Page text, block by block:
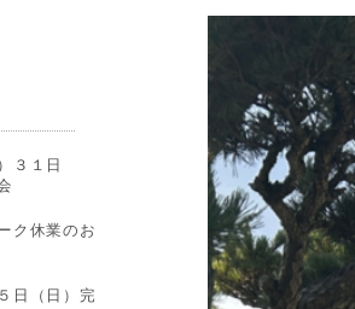
３１日
ク休業のお
日（日）完